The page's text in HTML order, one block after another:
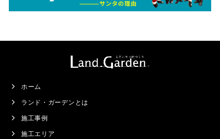
ホーム
ランド・ガーデンとは
施工事例
施工エリア